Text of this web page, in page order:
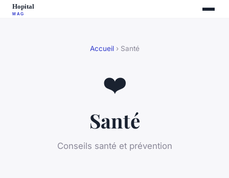
Accueil› Santé
❤️
Santé
Conseils santé et prévention